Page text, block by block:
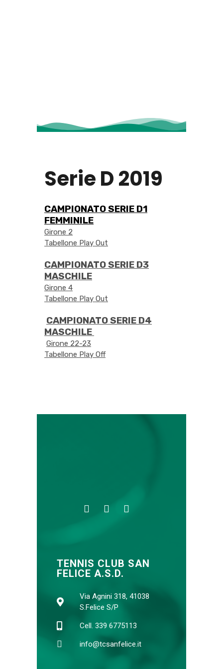
Serie D 2019
CAMPIONATO SERIE D1
FEMMINILE
Girone 2
Tabellone Play Out
CAMPIONATO SERIE D3
MASCHILE
Girone 4
Tabellone Play Out
CAMPIONATO SERIE D4
MASCHILE
Girone 22-23
Tabellone Play Off
TENNIS CLUB SAN
FELICE A.S.D.
Via Agnini 318, 41038
S.Felice S/P
Cell. 339 6775113
info@tcsanfelice.it